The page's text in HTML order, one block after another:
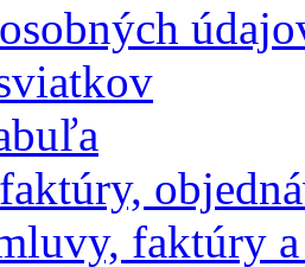
faktúry